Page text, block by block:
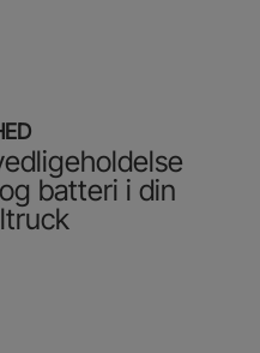
batteri i din